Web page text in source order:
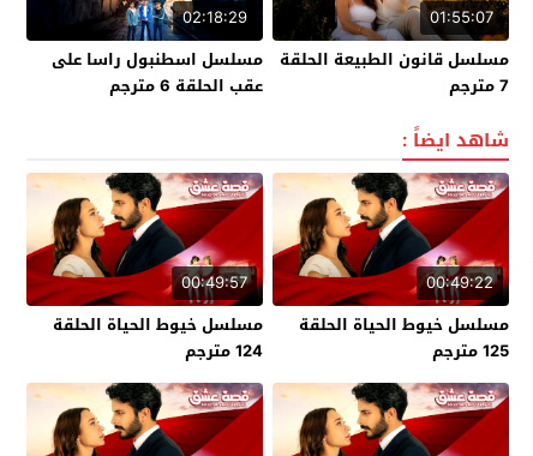
01:55:07
مسلسل قانون الطبيعة الحلقة
7 مترجم
02:18:29
مسلسل اسطنبول راسا على
عقب الحلقة 6 مترجم
شاهد ايضاً :
00:49:22
مسلسل خيوط الحياة الحلقة
125 مترجم
00:49:57
مسلسل خيوط الحياة الحلقة
124 مترجم